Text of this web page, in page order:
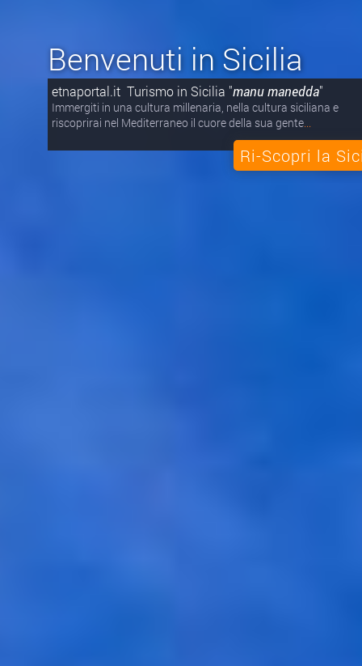
Benvenuti in Sicilia
etnaportal.it Turismo in Sicilia "manu manedda"
Immergiti in una cultura millenaria, nella cultura siciliana e
riscoprirai nel Mediterraneo il cuore della sua gente...